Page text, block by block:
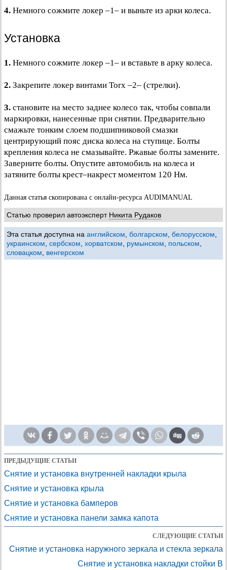
4. Немного сожмите локер –1– и выньте из арки колеса.
Установка
1. Немного сожмите локер –1– и вставьте в арку колеса.
2. Закрепите локер винтами Torx –2– (стрелки).
3. становите на место заднее колесо так, чтобы совпали
маркировки, нанесенные при снятии. Предварительно
смажьте тонким слоем подшипниковой смазки
центрирующий пояс диска колеса на ступице. Болты
крепления колеса не смазывайте. Ржавые болты замените.
Заверните болты. Опустите автомобиль на колеса и
затяните болты крест–накрест моментом 120 Нм.
Данная статья скопирована с онлайн-ресурса AUDIMANUAL
Статью проверил автоэксперт Никита Рудаков
Эта статья доступна на английском болгарском белорусском
украинском сербском хорватском румынском польском
словацком
венгерском
ПРЕДЫДУЩИЕ СТАТЬИ
Снятие и установка внутренней накладки крыла
Снятие и установка крыла
Снятие и установка бамперов
Снятие и установка панели замка капота
СЛЕДУЮЩИЕ СТАТЬИ
Снятие и установка наружного зеркала и стекла зеркала
Снятие и установка накладки стойки В